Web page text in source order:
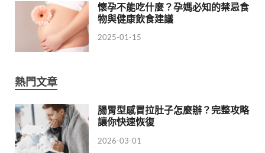
懷孕不能吃什麼？孕媽必知的禁忌食
物與健康飲食建議
2025-01-15
熱門文章
腸胃型感冒拉肚子怎麼辦？完整攻略
讓你快速恢復
2026-03-01